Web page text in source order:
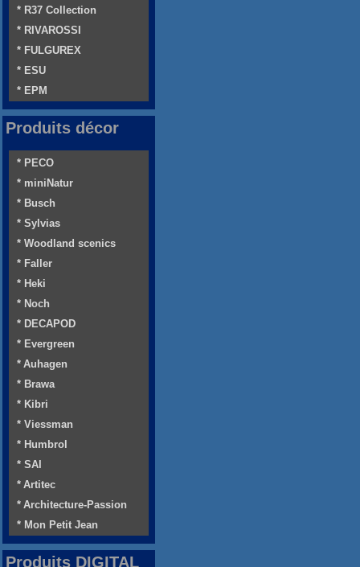
* R37 Collection
* RIVAROSSI
* FULGUREX
* ESU
* EPM
Produits décor
* PECO
* miniNatur
* Busch
* Sylvias
* Woodland scenics
* Faller
* Heki
* Noch
* DECAPOD
* Evergreen
* Auhagen
* Brawa
* Kibri
* Viessman
* Humbrol
* SAI
* Artitec
* Architecture-Passion
* Mon Petit Jean
Produits DIGITAL